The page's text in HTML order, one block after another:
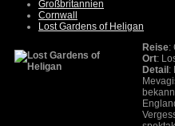
Großbritannien
Cornwall
Lost Gardens of Heligan
Reise:
Ort:
Detail: